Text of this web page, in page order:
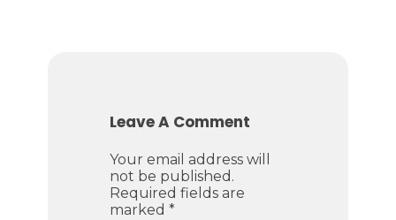
Leave A Comment
Your email address will
not be published.
Required fields are
marked *